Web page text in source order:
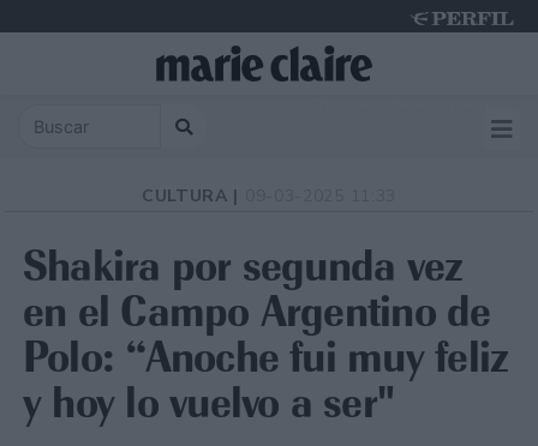
CULTURA |
Shakira por segunda vez
en el Campo Argentino de
Polo: “Anoche fui muy feliz
y hoy lo vuelvo a ser"